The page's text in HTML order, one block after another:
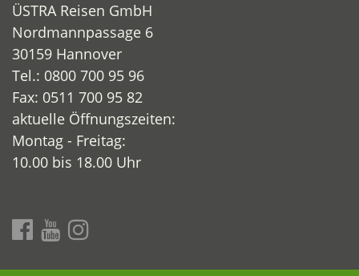
ÜSTRA Reisen GmbH
Nordmannpassage 6
30159 Hannover
Tel.: 0800 700 95 96
Fax: 0511 700 95 82
aktuelle Öffnungszeiten:
Montag - Freitag:
10.00 bis 18.00 Uhr